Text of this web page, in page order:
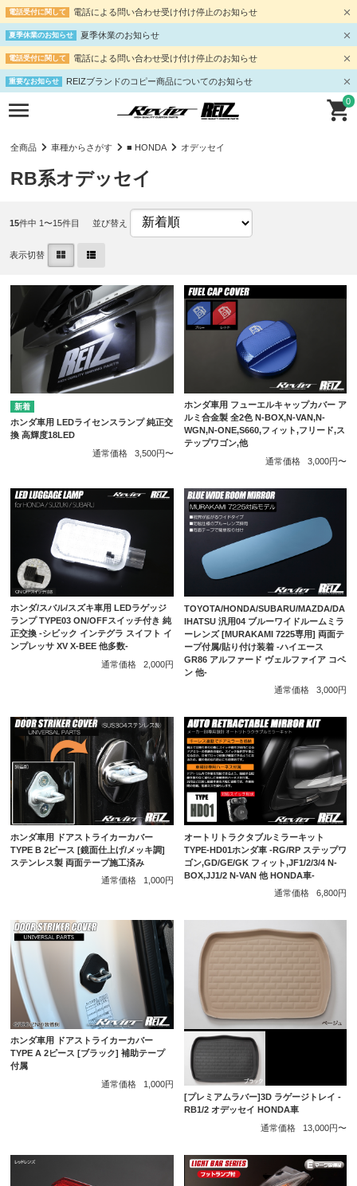
電話受付に関して 電話による問い合わせ受け付け停止のお知らせ
夏季休業のお知らせ 夏季休業のお知らせ
電話受付に関して 電話による問い合わせ受け付け停止のお知らせ
重要なお知らせ REIZブランドのコピー商品についてのお知らせ
0
全商品 車種からさがす ■ HONDA オデッセイ
RB系オデッセイ
15件中 1〜15件目 並び替え
表示切替
ホンダ車用 LEDライセンスランプ 純正交
換 高輝度18LED
通常価格
3,500円〜
ホンダ車用 フューエルキャップカバー ア
ルミ合金製 全2色 N-BOX,N-VAN,N-
WGN,N-ONE,S660,フィット,フリード,ス
テップワゴン,他
通常価格
3,000円〜
ホンダ/スバル/スズキ車用 LEDラゲッジ
ランプ TYPE03 ON/OFFスイッチ付き 純
正交換 -シビック インテグラ スイフト イ
ンプレッサ XV X-BEE 他多数-
通常価格
2,000円
TOYOTA/HONDA/SUBARU/MAZDA/DA
IHATSU 汎用04 ブルーワイドルームミラ
ーレンズ [MURAKAMI 7225専用] 両面テ
ープ付属/貼り付け装着 -ハイエース
GR86 アルファード ヴェルファイア コペ
ン 他-
通常価格
3,000円
ホンダ車用 ドアストライカーカバー
TYPE B 2ピース [鏡面仕上げ/メッキ調]
ステンレス製 両面テープ施工済み
通常価格
1,000円
オートリトラクタブルミラーキット
TYPE-HD01ホンダ車 -RG/RP ステップワ
ゴン,GD/GE/GK フィット,JF1/2/3/4 N-
BOX,JJ1/2 N-VAN 他 HONDA車-
通常価格
6,800円
ホンダ車用 ドアストライカーカバー
TYPE A 2ピース [ブラック] 補助テープ
付属
通常価格
1,000円
[プレミアムラバー]3D ラゲージトレイ -
RB1/2 オデッセイ HONDA車
通常価格
13,000円〜